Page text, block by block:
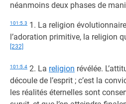
néanmoins deux phases de
101:5.3 1. La religion
l’adoration primitive, la religion
[232]
101:5.4 2. La religion révélée.
découle de l’esprit ; c’est la
les réalités éternelles sont